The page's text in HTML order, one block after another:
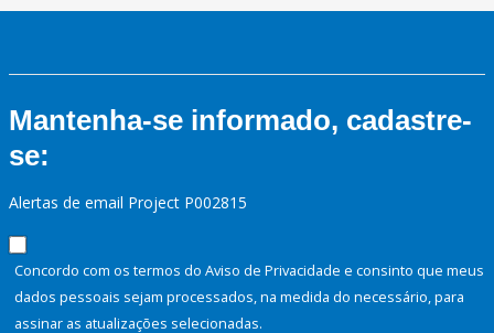
Mantenha-se informado, cadastre-
se:
Alertas de email Project P002815
Concordo com os termos do Aviso de Privacidade e consinto que meus
dados pessoais sejam processados, na medida do necessário, para
assinar as atualizações selecionadas.